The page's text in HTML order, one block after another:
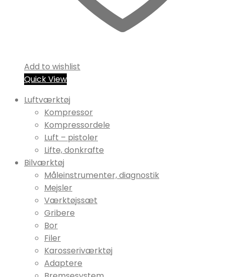
Add to wishlist
Quick View
Luftværktøj
Kompressor
Kompressordele
Luft – pistoler
Lifte, donkrafte
Bilværktøj
Måleinstrumenter, diagnostik
Mejsler
Værktøjssæt
Gribere
Bor
Filer
Karosseriværktøj
Adaptere